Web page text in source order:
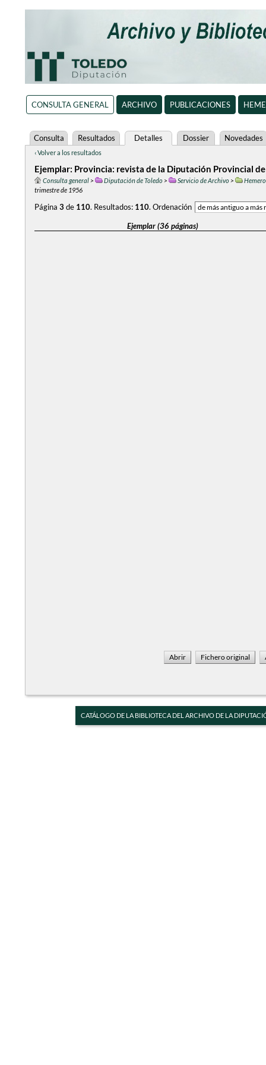
CONSULTA GENERAL ARCHIVO PUBLICACIONES
Consulta Resultados Detalles Dossier Novedades
‹ Volver a los resultados
Ejemplar: Provincia: revista de la Diputación Provincial
Consulta general> Diputación de Toledo> Servicio de Archivo>
trimestre de 1956
Página 3 de 110. Resultados: 110. Ordenación
Ejemplar (36 páginas)
CATÁLOGO DE LA BIBLIOTECA DEL ARCHIVO DE LA